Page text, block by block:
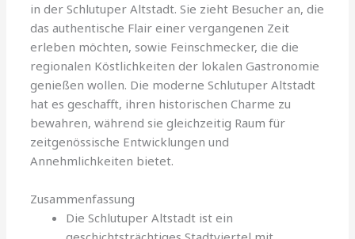
in der Schlutuper Altstadt. Sie zieht Besucher an, die
das authentische Flair einer vergangenen Zeit
erleben möchten, sowie Feinschmecker, die die
regionalen Köstlichkeiten der lokalen Gastronomie
genießen wollen. Die moderne Schlutuper Altstadt
hat es geschafft, ihren historischen Charme zu
bewahren, während sie gleichzeitig Raum für
zeitgenössische Entwicklungen und
Annehmlichkeiten bietet.
Zusammenfassung
Die Schlutuper Altstadt ist ein